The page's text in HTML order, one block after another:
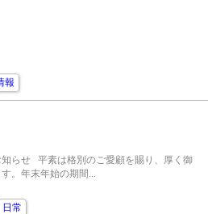
報
顧を賜り、厚く御
。年末年始の期間...
日常